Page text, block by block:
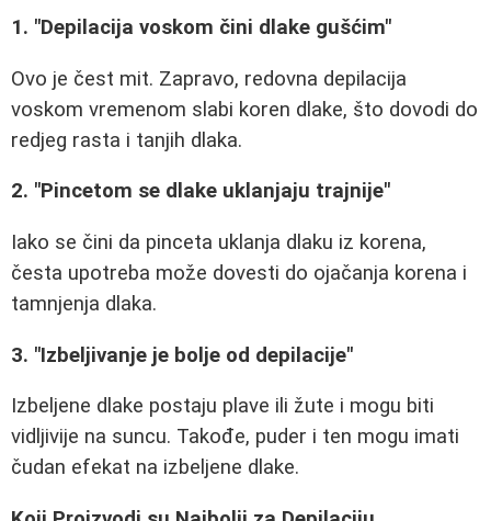
1. "Depilacija voskom čini dlake gušćim"
Ovo je čest mit. Zapravo, redovna depilacija
voskom vremenom slabi koren dlake, što dovodi do
redjeg rasta i tanjih dlaka.
2. "Pincetom se dlake uklanjaju trajnije"
Iako se čini da pinceta uklanja dlaku iz korena,
česta upotreba može dovesti do ojačanja korena i
tamnjenja dlaka.
3. "Izbeljivanje je bolje od depilacije"
Izbeljene dlake postaju plave ili žute i mogu biti
vidljivije na suncu. Takođe, puder i ten mogu imati
čudan efekat na izbeljene dlake.